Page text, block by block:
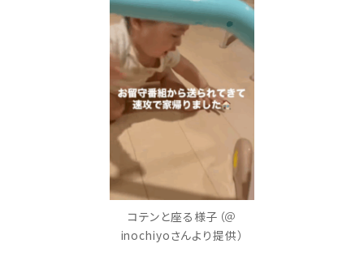
コテンと座る様子（＠
inochiyoさんより提供）